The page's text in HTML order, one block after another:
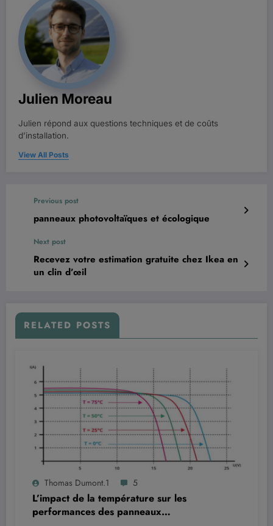
Julien Moreau
Julien répond aux questions techniques et de coûts
d’installation.
View All Posts
Previous post
panneaux photovoltaïques et écologique
Next post
Recevez votre estimation gratuite chez Ikea en
un clin d’œil
RELATED POSTS
Thomas Dumont.1 5
L’impact de la température sur les
performances des panneaux